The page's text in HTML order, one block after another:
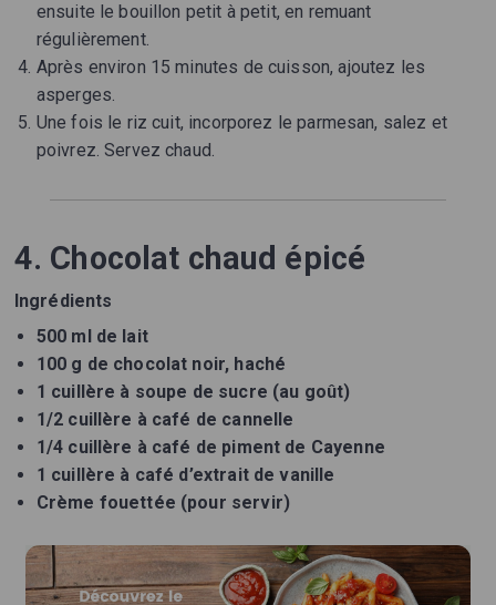
ensuite le bouillon petit à petit, en remuant
régulièrement.
Après environ 15 minutes de cuisson, ajoutez les
asperges.
Une fois le riz cuit, incorporez le parmesan, salez et
poivrez. Servez chaud.
4. Chocolat chaud épicé
Ingrédients
500 ml de lait
100 g de chocolat noir, haché
1 cuillère à soupe de sucre (au goût)
1/2 cuillère à café de cannelle
1/4 cuillère à café de piment de Cayenne
1 cuillère à café d’extrait de vanille
Crème fouettée (pour servir)